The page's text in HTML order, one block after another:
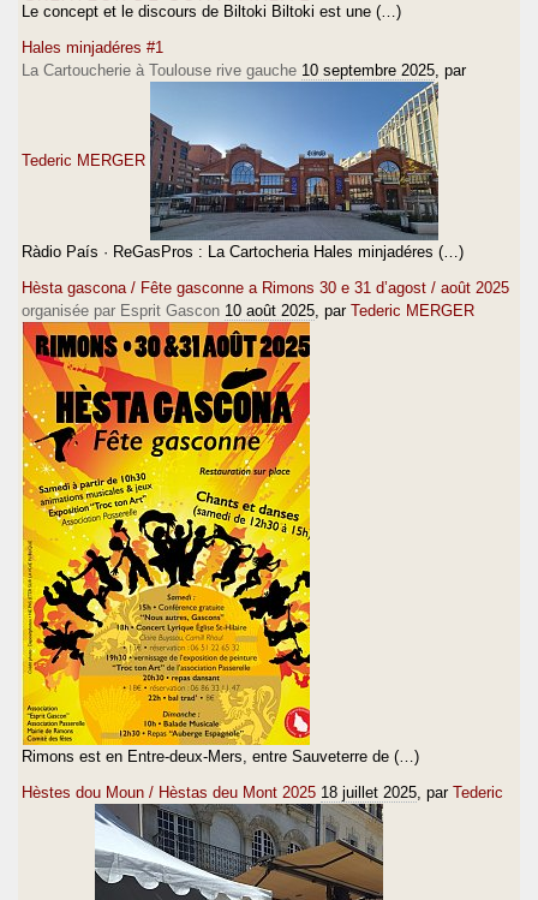
Le concept et le discours de Biltoki Biltoki est une (…)
Hales minjadéres #1
La Cartoucherie à Toulouse rive gauche 10 septembre 2025 , par
Tederic MERGER
Ràdio País · ReGasPros : La Cartocheria Hales minjadéres (…)
Hèsta gascona / Fête gasconne a Rimons 30 e 31 d’agost / août 2025
organisée par Esprit Gascon 10 août 2025 , par Tederic MERGER
Rimons est en Entre-deux-Mers, entre Sauveterre de (…)
Hèstes dou Moun / Hèstas deu Mont 2025 18 juillet 2025 , par Tederic